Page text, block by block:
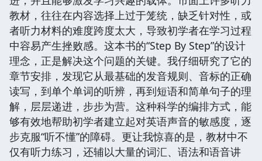
教材，往往在内容选择上过于笼统，缺乏针对性，或
者听力材料的难度跨度太大，导致初学者在学习过程
中容易产生挫败感。这本书的“Step By Step”的设计
理念，正是解决这个问题的关键。我仔细研究了它的
章节安排，发现它从最基础的发音规则、音标的正确
读写，到单个单词的听辨，再到短语和简单句子的理
解，层层递进，步步为营。这种科学的编排方式，能
够有效地帮助初学者建立起对英语声音的敏感度，逐
步克服“听不懂”的障碍。更让我惊喜的是，教材中不
仅有听力练习，还辅以大量的词汇、语法和语音讲